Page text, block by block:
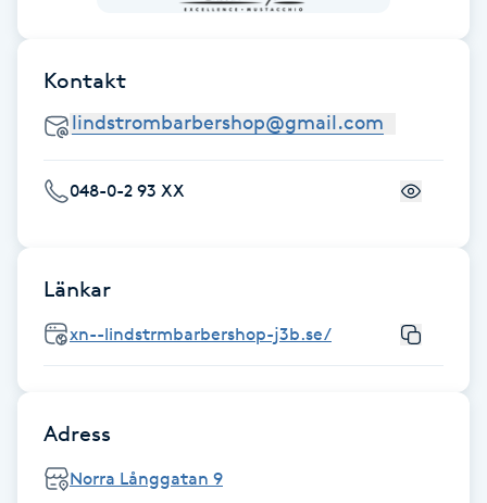
Fransförlängning Megavolym
Frekvensterapi
Friskvård
Frisör
Kontakt
048-0-2 93 XX
Länkar
xn--lindstrmbarbershop-j3b.se/
Adress
Norra Långgatan 9